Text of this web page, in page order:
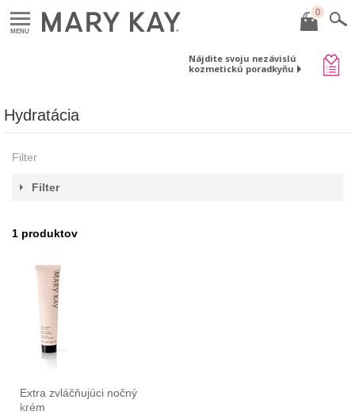
MENU
0
Nájdite svoju nezávislú
kozmetickú poradkyňu
Hydratácia
Filter
Filter
1 produktov
Extra zvláčňujúci nočný
krém